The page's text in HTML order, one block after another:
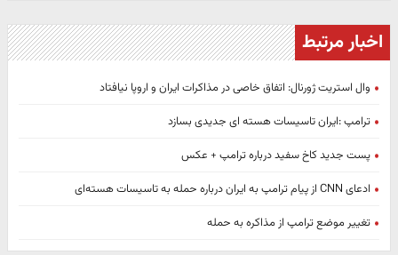
اخبار مرتبط
وال استریت ژورنال: اتفاق خاصی در مذاکرات ایران و اروپا نیافتاد
ترامپ :ایران تاسیسات هسته ای جدیدی بسازد
پست جدید کاخ سفید درباره ترامپ + عکس
ادعای CNN از پیام ترامپ به ایران درباره حمله به تاسیسات هسته‌ای
تغییر موضع ترامپ از مذاکره به حمله